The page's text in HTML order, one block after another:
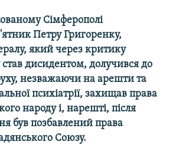
Сімферополі
Петру Григоренку,
який через критику
дисидентом, долучився до
незважаючи на арешти та
психіатрії, захищав права
народу і, нарешті, після
був позбавлений права
Союзу.